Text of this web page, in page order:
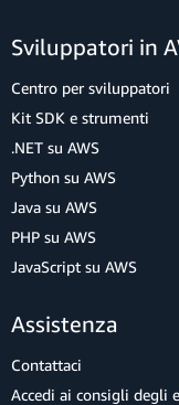
Sviluppatori in
Centro per sviluppatori
Kit SDK e strumenti
.NET su AWS
Python su AWS
Java su AWS
PHP su AWS
JavaScript su AWS
Assistenza
Contattaci
Accedi ai consigli degli